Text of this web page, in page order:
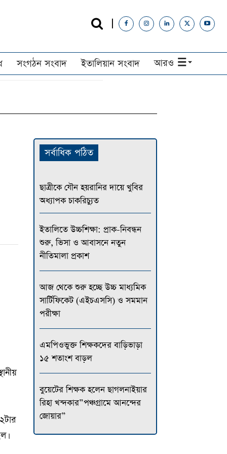
সংগঠন সংবাদ ইতালিয়ান সংবাদ আরও
সর্বাধিক পঠিত
ছাত্রীকে যৌন হয়রানির দায়ে খুবির
অধ্যাপক চাকরিচ্যুত
ইতালিতে উচ্চশিক্ষা: প্রাক-নিবন্ধন
শুরু, ভিসা ও আবাসনে নতুন
নীতিমালা প্রকাশ
আজ থেকে শুরু হচ্ছে উচ্চ মাধ্যমিক
সার্টিফিকেট (এইচএসসি) ও সমমান
পরীক্ষা
এমপিওভুক্ত শিক্ষকদের বাড়িভাড়া
১৫ শতাংশ বাড়ল
বুয়েটের শিক্ষক হলেন ছাগলনাইয়ার
রিহা খন্দকার”পঞ্চগ্রামে আনন্দের
জোয়ার”